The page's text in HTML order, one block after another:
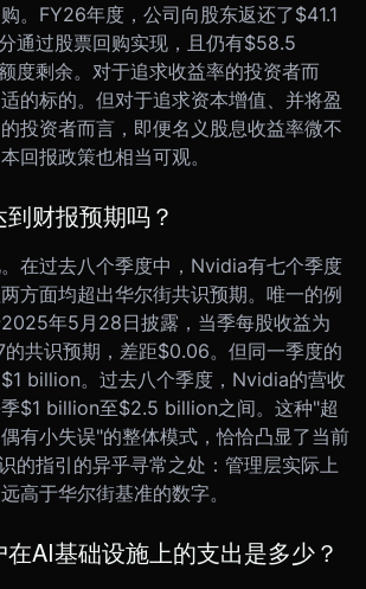
。FY26年度，公司向股东返还了$41.1
通过股票回购实现，且仍有$58.5
度剩余。对于追求收益率的投资者而
的标的。但对于追求资本增值、并将盈
投资者而言，即便名义股息收益率微不
回报政策也相当可观。
财报预期吗？
在过去八个季度中，Nvidia有七个季度
方面均超出华尔街共识预期。唯一的例
年5月28日披露，当季每股收益为
共识预期，差距$0.06。但同一季度的
billion。过去八个季度，Nvidia的营收
$1 billion至$2.5 billion之间。这种"超
有小失误"的整体模式，恰恰凸显了当前
的指引的异乎寻常之处：管理层实际上
高于华尔街基准的数字。
AI基础设施上的支出是多少？